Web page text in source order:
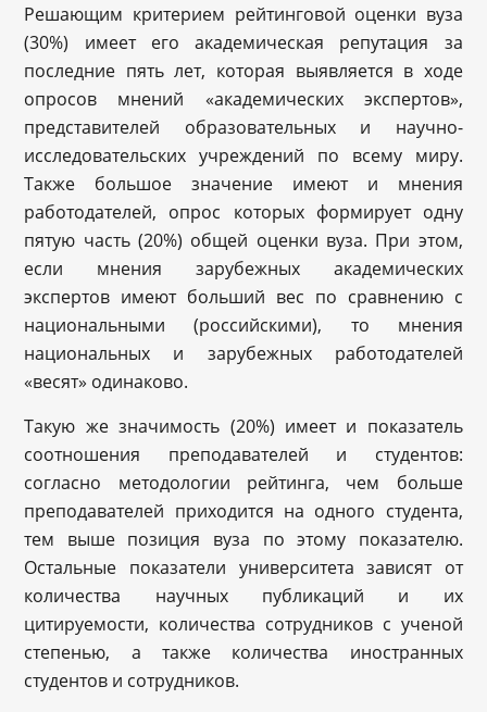
Решающим критерием рейтинговой оценки вуза
(30%) имеет его академическая репутация за
последние пять лет, которая выявляется в ходе
опросов мнений «академических экспертов»,
представителей образовательных и научно-
исследовательских учреждений по всему миру.
Также большое значение имеют и мнения
работодателей, опрос которых формирует одну
пятую часть (20%) общей оценки вуза. При этом,
если мнения зарубежных академических
экспертов имеют больший вес по сравнению с
национальными (российскими), то мнения
национальных и зарубежных работодателей
«весят» одинаково.
Такую же значимость (20%) имеет и показатель
соотношения преподавателей и студентов:
согласно методологии рейтинга, чем больше
преподавателей приходится на одного студента,
тем выше позиция вуза по этому показателю.
Остальные показатели университета зависят от
количества научных публикаций и их
цитируемости, количества сотрудников с ученой
степенью, а также количества иностранных
студентов и сотрудников.